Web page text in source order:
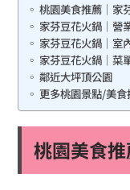
桃園美食推薦｜家
家芬豆花火鍋｜營
家芬豆花火鍋｜室
家芬豆花火鍋｜菜
鄰近大坪頂公園
更多桃園景點/美食
桃園美食